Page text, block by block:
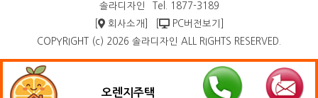
솔라디자인
Tel. 1877-3189
회사소개]
PC버전보기]
COPYRIGHT (c) 2026 솔라디자인 ALL RIGHTS RESERVED.
오렌지주택